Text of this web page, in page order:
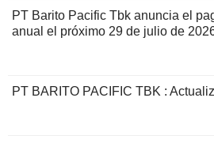
PT Barito Pacific Tbk anuncia el
anual el próximo 29 de julio de
PT BARITO PACIFIC TBK :